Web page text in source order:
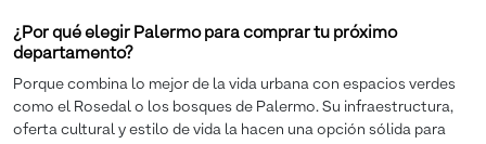
¿Por qué elegir Palermo para comprar tu próximo
departamento?
Porque combina lo mejor de la vida urbana con espacios verdes
como el Rosedal o los bosques de Palermo. Su infraestructura,
oferta cultural y estilo de vida la hacen una opción sólida para